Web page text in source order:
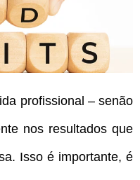
profissional – senão
nos resultados que
Isso é importante, é